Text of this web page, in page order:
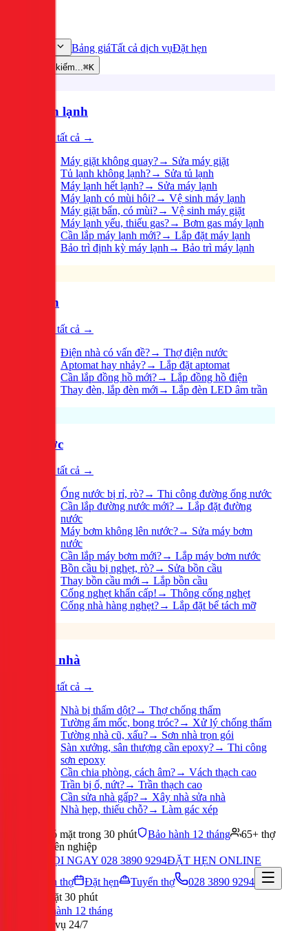
Bảng giáTất cả dịch vụĐặt hẹn
Tìm kiếm...⌘K
Điện lạnh
Xem tất cả →
Máy giặt không quay?→ Sửa máy giặt
Tủ lạnh không lạnh?→ Sửa tủ lạnh
Máy lạnh hết lạnh?→ Sửa máy lạnh
Máy lạnh có mùi hôi?→ Vệ sinh máy lạnh
Máy giặt bẩn, có mùi?→ Vệ sinh máy giặt
Máy lạnh yếu, thiếu gas?→ Bơm gas máy lạnh
Cần lắp máy lạnh mới?→ Lắp đặt máy lạnh
Bảo trì định kỳ máy lạnh→ Bảo trì máy lạnh
Điện
Xem tất cả →
Điện nhà có vấn đề?→ Thợ điện nước
Aptomat hay nhảy?→ Lắp đặt aptomat
Cần lắp đồng hồ mới?→ Lắp đồng hồ điện
Thay đèn, lắp đèn mới → Lắp đèn LED âm trần
Nước
Xem tất cả →
Ống nước bị rỉ, rò?→ Thi công đường ống nước
Cần lắp đường nước mới?→ Lắp đặt đường
nước
Máy bơm không lên nước?→ Sửa máy bơm
nước
Cần lắp máy bơm mới?→ Lắp máy bơm nước
Bồn cầu bị nghẹt, rò?→ Sửa bồn cầu
Thay bồn cầu mới → Lắp bồn cầu
Cống nghẹt khẩn cấp! → Thông cống nghẹt
Cống nhà hàng nghẹt?→ Lắp đặt bể tách mỡ
Sửa nhà
Xem tất cả →
Nhà bị thấm dột?→ Thợ chống thấm
Tường ẩm mốc, bong tróc?→ Xử lý chống thấm
Tường nhà cũ, xấu?→ Sơn nhà trọn gói
Sàn xưởng, sân thượng cần epoxy?→ Thi công
sơn epoxy
Cần chia phòng, cách âm?→ Vách thạch cao
Trần bị ố, nứt?→ Trần thạch cao
Cần sửa nhà gấp?→ Xây nhà sửa nhà
Nhà hẹp, thiếu chỗ?→ Làm gác xép
Có mặt trong 30 phút Bảo hành 12 tháng
65+ thợ
chuyên nghiệp
GỌI NGAY 028 3890 9294ĐẶT HẸN ONLINE
Tuyển thợ
Đặt hẹn Tuyển thợ
028 3890 9294
Có mặt 30 phút
Bảo hành 12 tháng
Phục vụ 24/7